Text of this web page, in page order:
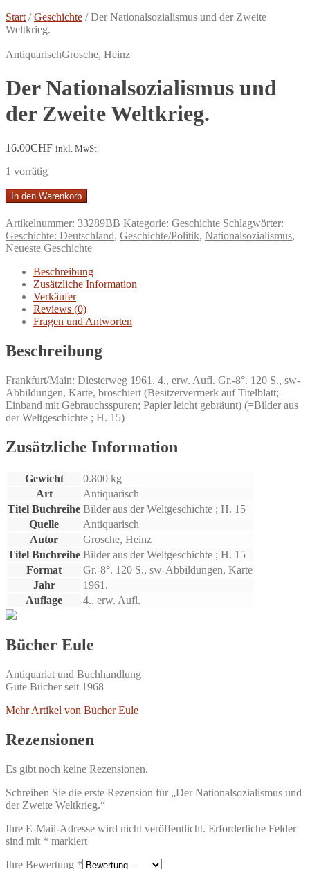
Start /Geschichte /Der Nationalsozialismus und der Zweite
Weltkrieg.
AntiquarischGrosche, Heinz
Der Nationalsozialismus und
der Zweite Weltkrieg.
16.00CHF inkl. MwSt.
1 vorrätig
Der
Nationalsozialismus
und
der
Zweite
Weltkrieg.
Menge
In den Warenkorb
Artikelnummer: 33289BB Kategorie: Geschichte Schlagwörter:
Geschichte: Deutschland, Geschichte/Politik, Nationalsozialismus,
Neueste Geschichte
Beschreibung
Zusätzliche Information
Verkäufer
Reviews (0)
Fragen und Antworten
Beschreibung
Frankfurt/Main: Diesterweg 1961. 4., erw. Aufl. Gr.-8°. 120 S., sw-
Abbildungen, Karte, broschiert (Besitzervermerk auf Titelblatt;
Einband mit Gebrauchsspuren; Papier leicht gebräunt) (=Bilder aus
der Weltgeschichte ; H. 15)
Zusätzliche Information
Gewicht
0.800 kg
Art
Antiquarisch
Titel Buchreihe Bilder aus der Weltgeschichte ; H. 15
Quelle
Antiquarisch
Autor
Grosche, Heinz
Titel Buchreihe Bilder aus der Weltgeschichte ; H. 15
Format
Gr.-8°. 120 S., sw-Abbildungen, Karte
Jahr
1961.
Auflage
4., erw. Aufl.
Bücher Eule
Antiquariat und Buchhandlung
Gute Bücher seit 1968
Mehr Artikel von Bücher Eule
Rezensionen
Es gibt noch keine Rezensionen.
Schreiben Sie die erste Rezension für „Der Nationalsozialismus und
der Zweite Weltkrieg.“
Ihre E-Mail-Adresse wird nicht veröffentlicht. Erforderliche Felder
sind mit * markiert
Ihre Bewertung *